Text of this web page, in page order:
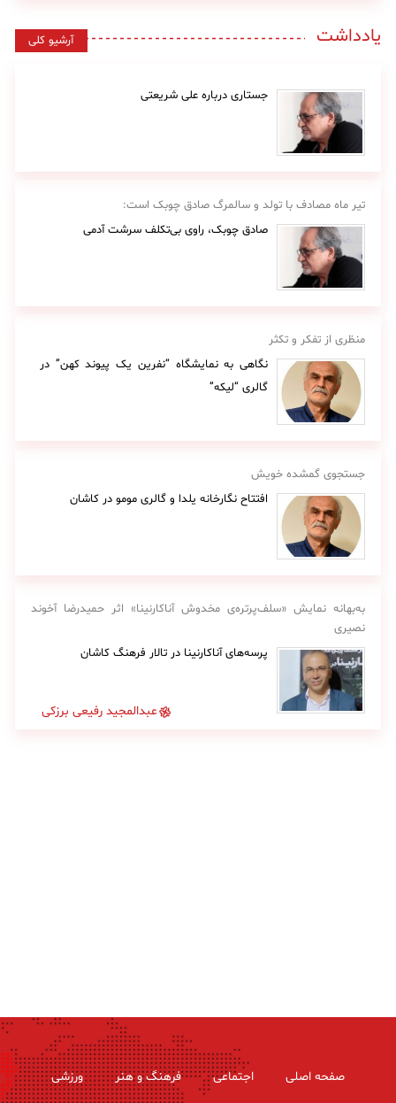
یادداشت آرشیو کلی
جستاری درباره علی شریعتی
تیر ماه مصادف با تولد و سالمرگ صادق چوبک است:
صادق چوبک، راوی بی‌تکلف سرشت آدمی
منظری از تفکر و تکثر
نگاهی به نمایشگاه “نفرین یک پیوند کهن” در
گالری “لیکه”
جستجوی گمشده خویش
افتتاح نگارخانه یلدا و گالری مومو در کاشان
به‌بهانه نمایش «سلف‌پرتره‌ی مخدوش آناکارنینا» اثر حمیدرضا آخوند
نصیری
پرسه‌های آناکارنینا در تالار فرهنگ کاشان
عبدالمجید رفیعی برزکی
صفحه اصلی اجتماعی فرهنگ و هنر ورزشی